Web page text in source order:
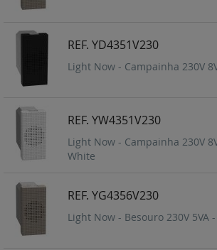
REF. YD4351V230
Light Now - Campainha 230V
REF. YW4351V230
Light Now - Campainha 230V
White
REF. YG4356V230
Light Now - Besouro 230V 5VA